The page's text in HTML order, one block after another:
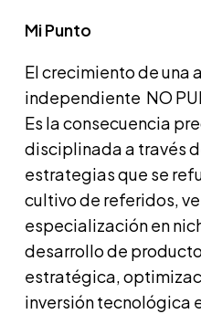
Mi Punto
El crecimiento de una
independiente NO
Es la consecuencia
disciplinada a través
estrategias que se
cultivo de referidos,
especialización en
desarrollo de
estratégica,
inversión tecnológica